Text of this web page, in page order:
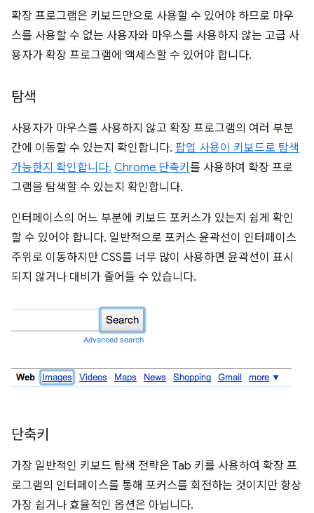
확장 프로그램은 키보드만으로 사용할 수 있어야 하므로 마우
스를 사용할 수 없는 사용자와 마우스를 사용하지 않는 고급 사
용자가 확장 프로그램에 액세스할 수 있어야 합니다.
탐색
사용자가 마우스를 사용하지 않고 확장 프로그램의 여러 부분
간에 이동할 수 있는지 확인합니다. 팝업 사용이 키보드로 탐색
가능한지 확인합니다. Chrome 단축키 를 사용하여 확장 프로
그램을 탐색할 수 있는지 확인합니다.
인터페이스의 어느 부분에 키보드 포커스가 있는지 쉽게 확인
할 수 있어야 합니다. 일반적으로 포커스 윤곽선이 인터페이스
주위로 이동하지만 CSS를 너무 많이 사용하면 윤곽선이 표시
되지 않거나 대비가 줄어들 수 있습니다.
단축키
가장 일반적인 키보드 탐색 전략은 Tab 키를 사용하여 확장 프
로그램의 인터페이스를 통해 포커스를 회전하는 것이지만 항상
가장 쉽거나 효율적인 옵션은 아닙니다.